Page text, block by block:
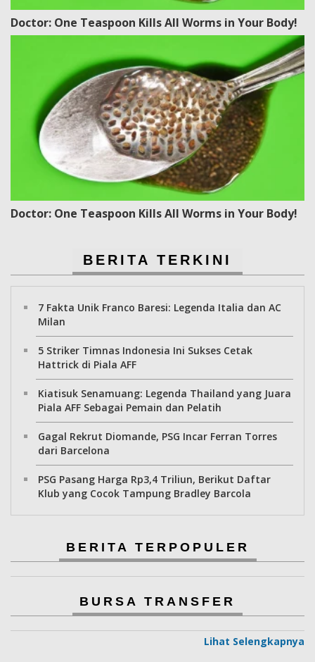
Doctor: One Teaspoon Kills All Worms in Your Body!
Doctor: One Teaspoon Kills All Worms in Your Body!
BERITA TERKINI
7 Fakta Unik Franco Baresi: Legenda Italia dan AC
Milan
5 Striker Timnas Indonesia Ini Sukses Cetak
Hattrick di Piala AFF
Kiatisuk Senamuang: Legenda Thailand yang Juara
Piala AFF Sebagai Pemain dan Pelatih
Gagal Rekrut Diomande, PSG Incar Ferran Torres
dari Barcelona
PSG Pasang Harga Rp3,4 Triliun, Berikut Daftar
Klub yang Cocok Tampung Bradley Barcola
BERITA TERPOPULER
BURSA TRANSFER
Lihat Selengkapnya